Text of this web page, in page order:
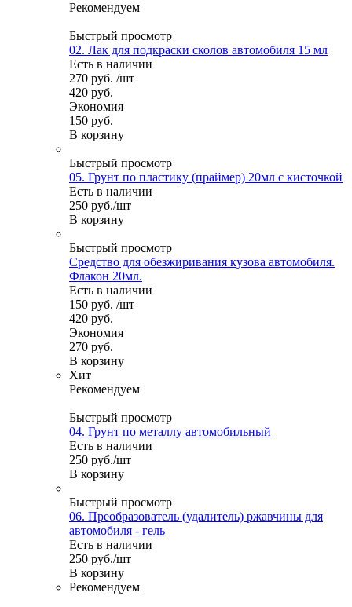
Рекомендуем
Быстрый просмотр
02. Лак для подкраски сколов автомобиля 15 мл
Есть в наличии
270 руб. /шт
420 руб.
Экономия
150 руб.
В корзину
Быстрый просмотр
05. Грунт по пластику (праймер) 20мл с кисточкой
Есть в наличии
250 руб./шт
В корзину
Быстрый просмотр
Средство для обезжиривания кузова автомобиля.
Флакон 20мл.
Есть в наличии
150 руб. /шт
420 руб.
Экономия
270 руб.
В корзину
Хит
Рекомендуем
Быстрый просмотр
04. Грунт по металлу автомобильный
Есть в наличии
250 руб./шт
В корзину
Быстрый просмотр
06. Преобразователь (удалитель) ржавчины для
автомобиля - гель
Есть в наличии
250 руб./шт
В корзину
Рекомендуем